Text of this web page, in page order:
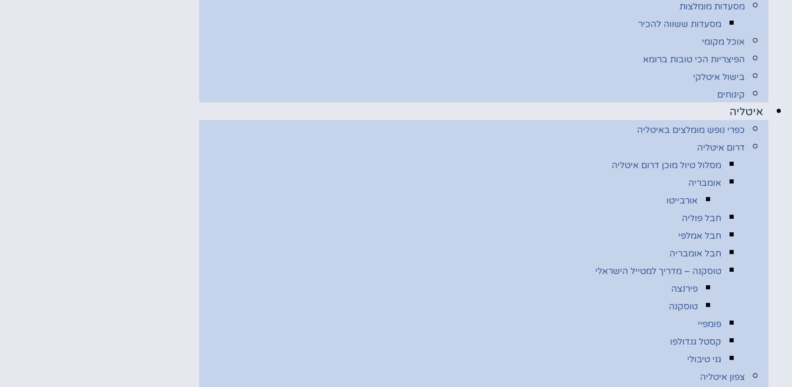
מסעדות מומלצות
מסעדות ששווה להכיר
אוכל מקומי
הפיצריות הכי טובות ברומא
בישול איטלקי
קינוחים
איטליה
כפרי נופש מומלצים באיטליה
דרום איטליה
מסלול טיול מוכן דרום איטליה
אומבריה
אורבייטו
חבל פוליה
חבל אמלפי
חבל אומבריה
טוסקנה – מדריך למטייל הישראלי
פירנצה
טוסקנה
פומפיי
קסטל גנדולפו
גני טיבולי
צפון איטליה